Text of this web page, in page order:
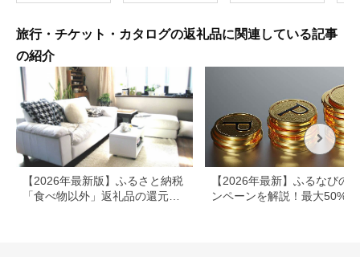
長野県 塩尻市
100〕
旅行・チケット・カタログの返礼品に関連している記事
の紹介
【2026年最新版】ふるさと納税
「食べ物以外」返礼品の還元率
【2026年最新】ふるなびの
ンペーンを解説！最大50%還